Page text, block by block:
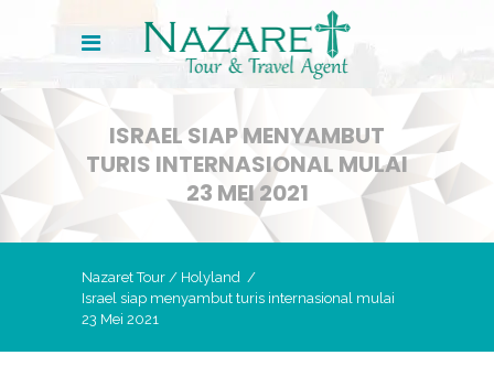
ISRAEL SIAP MENYAMBUT
TURIS INTERNASIONAL MULAI
23 MEI 2021
Nazaret Tour / Holyland /
Israel siap menyambut turis internasional mulai
23 Mei 2021